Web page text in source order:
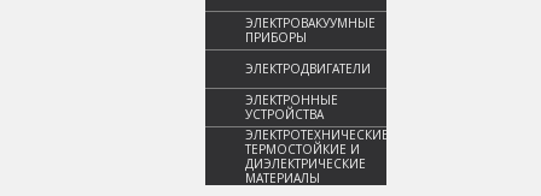
ЭЛЕКТРОВАКУУМНЫЕ
ПРИБОРЫ
ЭЛЕКТРОДВИГАТЕЛИ
ЭЛЕКТРОННЫЕ
УСТРОЙСТВА
ЭЛЕКТРОТЕХНИЧЕСКИЕ,
ТЕРМОСТОЙКИЕ И
ДИЭЛЕКТРИЧЕСКИЕ
МАТЕРИАЛЫ